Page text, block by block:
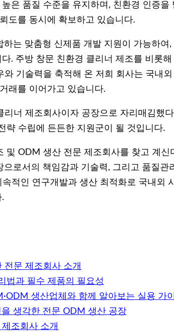
은 품질 수준을 유지하며, 친환경 인증을
도를 동시에 확보하고 있습니다.
는 맞춤형 신제품 개발 지원이 가능하여,
. 주방 창문 친환경 클리너 제조를 비롯해
기술력을 축적해 온 저희 회사는 국내외
래를 이어가고 있습니다.
너 제조회사이자 공장으로 자리매김했다
략 수립에 든든한 지원군이 될 것입니다.
및 ODM 생산 전문 제조회사를 찾고 계신
로서의 책임감과 기술력, 그리고 품질관
적인 연구개발과 생산 최적화로 국내외
.
문 제조회사 소개
법과 필수 제품의 필요성
생산업체와 함께 알아보는 실용 가
생각한 전문 ODM 생산 공장
조회사 소개